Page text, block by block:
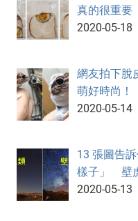
真的很重要
2020-05-18
網友拍下脫
萌好時尚！
2020-05-14
13 張圖告
樣子」 壁
2020-05-13